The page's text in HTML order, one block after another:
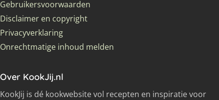
Gebruikersvoorwaarden
Disclaimer en copyright
Privacyverklaring
Onrechtmatige inhoud melden
Over KookJij.nl
KookJij is dé kookwebsite vol recepten en inspiratie voor